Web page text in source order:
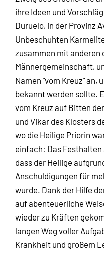
ihre Ideen und
Duruelo, in der Provinz
Unbeschuhten
zusammen mit
Männergemeinschaft,
Namen "vom Kreuz" an,
bekannt werden sollte.
vom Kreuz auf Bitten
und Vikar des Klosters
wo die Heilige Priorin
einfach: Das
dass der Heilige
Anschuldigungen für
wurde. Dank der Hilfe
auf abenteuerliche
wieder zu Kräften
langen Weg voller
Krankheit und großem